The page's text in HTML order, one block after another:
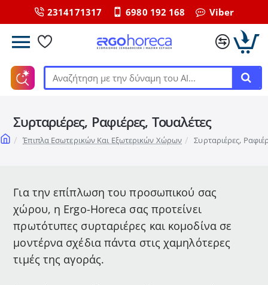
2314171317 6980 192 168 Viber
Αναζήτηση
δύναμη
του
ΑΙ...
Συρταριέρες, Ραφιέρες, Τουαλέτες
homeΈπιπλα Εσωτερικών Και Εξωτερικών Χώρων Συρταριέρες,
Για την επίπλωση του προσωπικού σας
χώρου, η Ergo-Horeca σας προτείνει
πρωτότυπες συρταριέρες και κομοδίνα σε
μοντέρνα σχέδια πάντα στις χαμηλότερες
τιμές της αγοράς.